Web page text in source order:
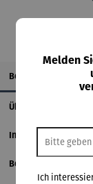
Beschreibung
Über den Künstler
Informationen zum
Bewertungen
Melden
Ich